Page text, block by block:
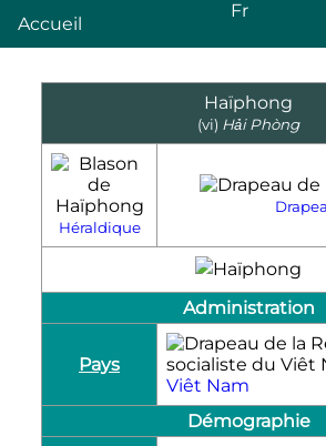
Accueil
Fr
Haïphong
(vi) Hải Phòng
Héraldique
Administration
Pays
Viêt Nam
Démographie